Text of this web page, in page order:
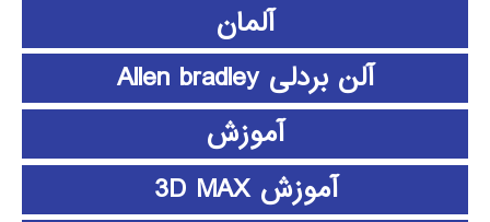
آلمان
آلن بردلی Allen bradley
آموزش
آموزش 3D MAX